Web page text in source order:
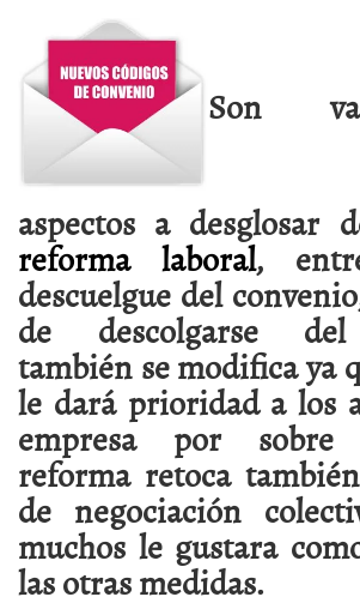
Son
aspectos a desglosar
reforma laboral,
descuelgue del
de descolgarse
también se modifica ya
le dará prioridad a los
empresa por
reforma retoca
de negociación
muchos le gustara
las otras medidas.